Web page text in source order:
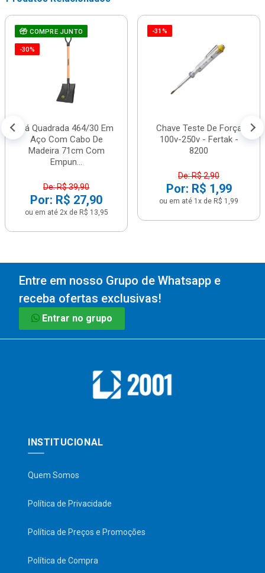
COMPRE JUNTO
-30%
Pá Quadrada 464/30 Em
Aço Com Cabo De
Madeira 71cm Com
Empun...
De: R$ 39,90
Por: R$ 27,90
ou em até 2x de R$ 13,95
-31%
Chave Teste De Força
100v-250v - Fertak -
8200
De: R$ 2,90
Por: R$ 1,99
ou em até 1x de R$ 1,99
Entre em nosso Grupo de Whatsapp e
receba ofertas exclusivas!
Entrar no grupo
INSTITUCIONAL
Quem Somos
Política de Privacidade
Política de Preços e Promoções
Política de Compra